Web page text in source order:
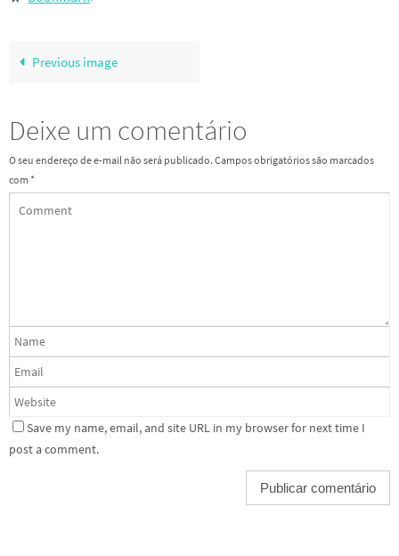
Previous image
Deixe um comentário
O seu endereço de e-mail não será publicado. Campos obrigatórios são marcados
com *
Save my name, email, and site URL in my browser for next time I
post a comment.